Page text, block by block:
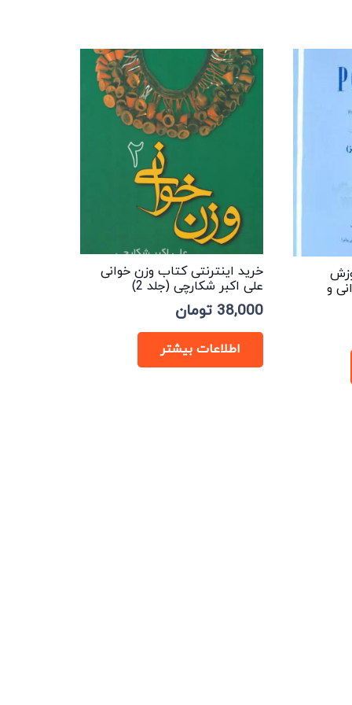
و
خرید اینترنتی کتاب وزن خوانی
علی اکبر شکارچی (جلد 2)
38,000 تومان
اطلاعات بیشتر